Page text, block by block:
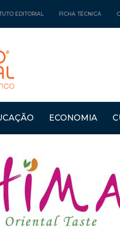
EDITORIAL FICHA TÉCNICA
ECONOMIA
SERTÃ: OFICINAS "CONTA E